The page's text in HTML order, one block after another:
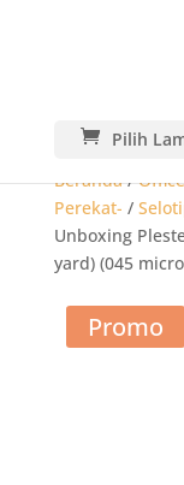
Pilih
Beranda/
Perekat- /
Unboxing
yard) (045
Promo